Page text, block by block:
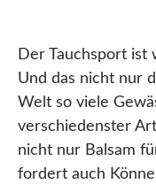
Der Tauchsport ist
Und das nicht nur
Welt so viele
verschiedenster
nicht nur Balsam
fordert auch